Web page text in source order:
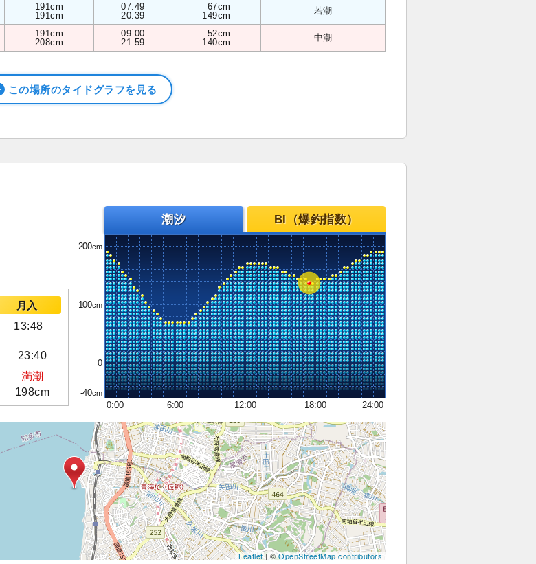
191cm
191cm
07:49
20:39
67cm
149cm
若潮
191cm
208cm
09:00
21:59
52cm
140cm
中潮
この場所のタイドグラフを見る
月入
13:48
23:40
満潮
198cm
潮汐 BI（爆釣指数）
200
100
0
-40
0:00
6:00 12:00 18:00 24:00
Leaflet| ©OpenStreetMap contributors